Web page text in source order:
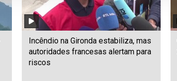
Incêndio na Gironda estabiliza, mas
autoridades francesas alertam para
riscos